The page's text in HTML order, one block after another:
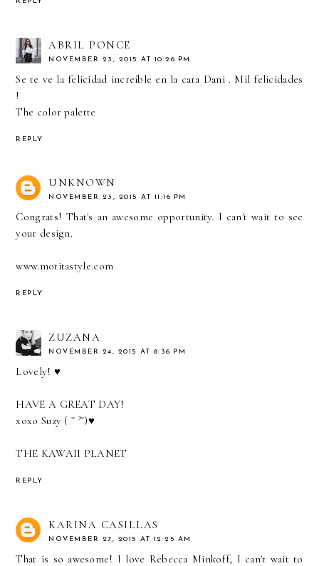
ABRIL PONCE
NOVEMBER 23, 2015 AT 10:26 PM
Se te ve la felicidad increíble en la cara Dani . Mil felicidades
!
The color palette
REPLY
UNKNOWN
NOVEMBER 23, 2015 AT 11:16 PM
Congrats! That's an awesome opportunity. I can't wait to see
your design.
www.motitastyle.com
REPLY
ZUZANA
NOVEMBER 24, 2015 AT 8:36 PM
Lovely! ♥
HAVE A GREAT DAY!
xoxo Suzy ( ˘ ³˘)♥
THE KAWAII PLANET
REPLY
KARINA CASILLAS
NOVEMBER 27, 2015 AT 12:25 AM
That is so awesome! I love Rebecca Minkoff, I can't wait to